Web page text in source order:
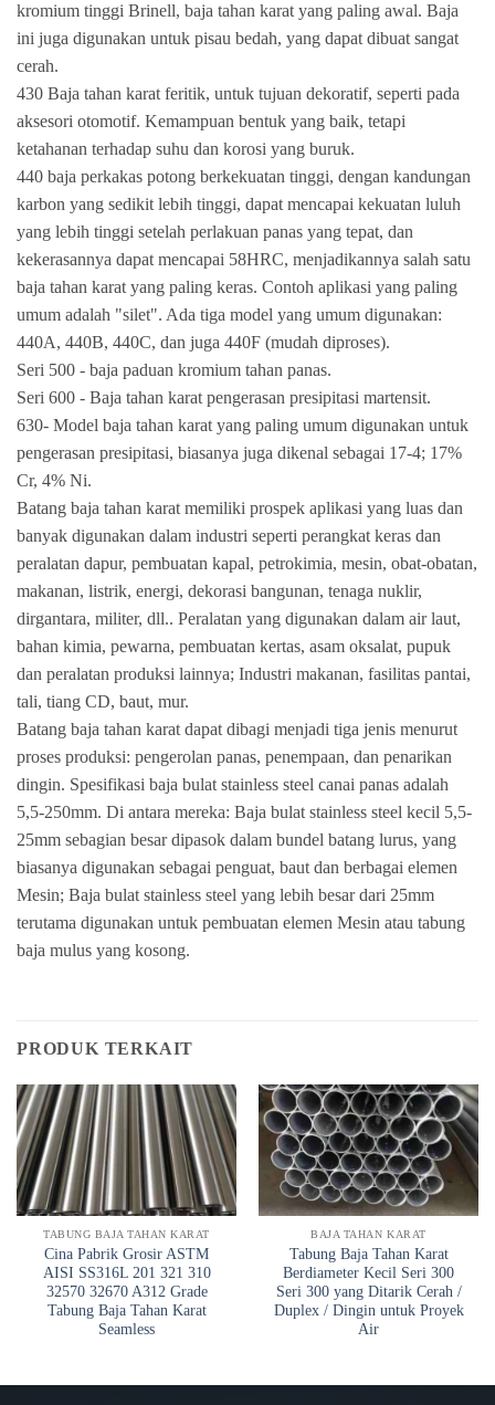
kromium tinggi Brinell, baja tahan karat yang paling awal. Baja
ini juga digunakan untuk pisau bedah, yang dapat dibuat sangat
cerah.
430 Baja tahan karat feritik, untuk tujuan dekoratif, seperti pada
aksesori otomotif. Kemampuan bentuk yang baik, tetapi
ketahanan terhadap suhu dan korosi yang buruk.
440 baja perkakas potong berkekuatan tinggi, dengan kandungan
karbon yang sedikit lebih tinggi, dapat mencapai kekuatan luluh
yang lebih tinggi setelah perlakuan panas yang tepat, dan
kekerasannya dapat mencapai 58HRC, menjadikannya salah satu
baja tahan karat yang paling keras. Contoh aplikasi yang paling
umum adalah "silet". Ada tiga model yang umum digunakan:
440A, 440B, 440C, dan juga 440F (mudah diproses).
Seri 500 - baja paduan kromium tahan panas.
Seri 600 - Baja tahan karat pengerasan presipitasi martensit.
630- Model baja tahan karat yang paling umum digunakan untuk
pengerasan presipitasi, biasanya juga dikenal sebagai 17-4; 17%
Cr, 4% Ni.
Batang baja tahan karat memiliki prospek aplikasi yang luas dan
banyak digunakan dalam industri seperti perangkat keras dan
peralatan dapur, pembuatan kapal, petrokimia, mesin, obat-obatan,
makanan, listrik, energi, dekorasi bangunan, tenaga nuklir,
dirgantara, militer, dll.. Peralatan yang digunakan dalam air laut,
bahan kimia, pewarna, pembuatan kertas, asam oksalat, pupuk
dan peralatan produksi lainnya; Industri makanan, fasilitas pantai,
tali, tiang CD, baut, mur.
Batang baja tahan karat dapat dibagi menjadi tiga jenis menurut
proses produksi: pengerolan panas, penempaan, dan penarikan
dingin. Spesifikasi baja bulat stainless steel canai panas adalah
5,5-250mm. Di antara mereka: Baja bulat stainless steel kecil 5,5-
25mm sebagian besar dipasok dalam bundel batang lurus, yang
biasanya digunakan sebagai penguat, baut dan berbagai elemen
Mesin; Baja bulat stainless steel yang lebih besar dari 25mm
terutama digunakan untuk pembuatan elemen Mesin atau tabung
baja mulus yang kosong.
PRODUK TERKAIT
TABUNG BAJA TAHAN KARAT
Cina Pabrik Grosir ASTM
AISI SS316L 201 321 310
32570 32670 A312 Grade
Tabung Baja Tahan Karat
Seamless
BAJA TAHAN KARAT
Tabung Baja Tahan Karat
Berdiameter Kecil Seri 300
Seri 300 yang Ditarik Cerah /
Duplex / Dingin untuk Proyek
Air